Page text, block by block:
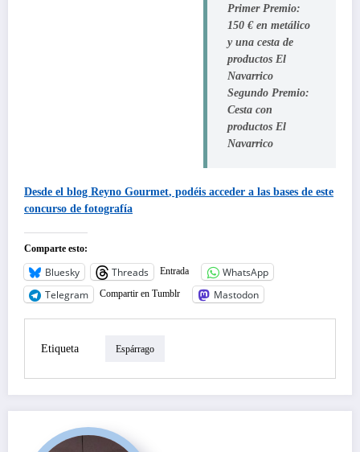
Primer Premio:
150 € en metálico
y una cesta de
productos El
Navarrico
Segundo Premio:
Cesta con
productos El
Navarrico
Desde el blog Reyno Gourmet, podéis acceder a las bases de este
concurso de fotografía
Comparte esto:
Bluesky Threads Entrada
WhatsApp
Telegram
Compartir en Tumblr Mastodon
Etiqueta Espárrago